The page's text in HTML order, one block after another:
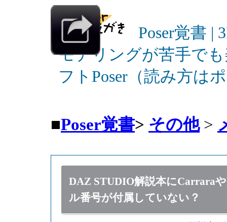
Poser覚書 |
モデリングが苦手で
フトPoser（読み方は
■Poser覚書> その他 >
DAZ STUDIO解説本にCarrara
ル番号が付属していない？